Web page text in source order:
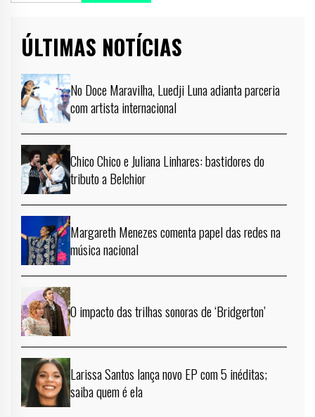
ÚLTIMAS NOTÍCIAS
No Doce Maravilha, Luedji Luna adianta parceria
com artista internacional
Chico Chico e Juliana Linhares: bastidores do
tributo a Belchior
Margareth Menezes comenta papel das redes na
música nacional
O impacto das trilhas sonoras de ‘Bridgerton’
Larissa Santos lança novo EP com 5 inéditas;
saiba quem é ela